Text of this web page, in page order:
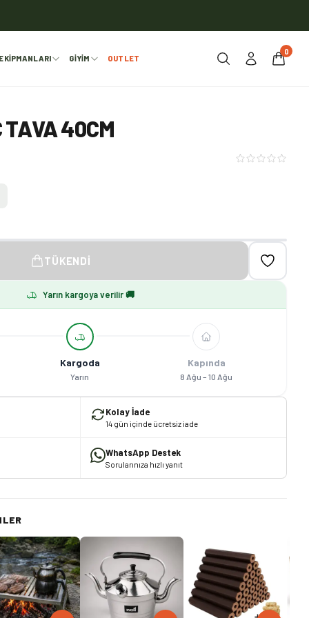
GIYIM OUTLET
0
40CM
TÜKENDI
Yarın kargoya verilir 🚚
Kargoda
Yarın
Kapında
8 Ağu – 10 Ağu
Kolay İade
14 gün içinde ücretsiz iade
WhatsApp Destek
Sorularınıza hızlı yanıt